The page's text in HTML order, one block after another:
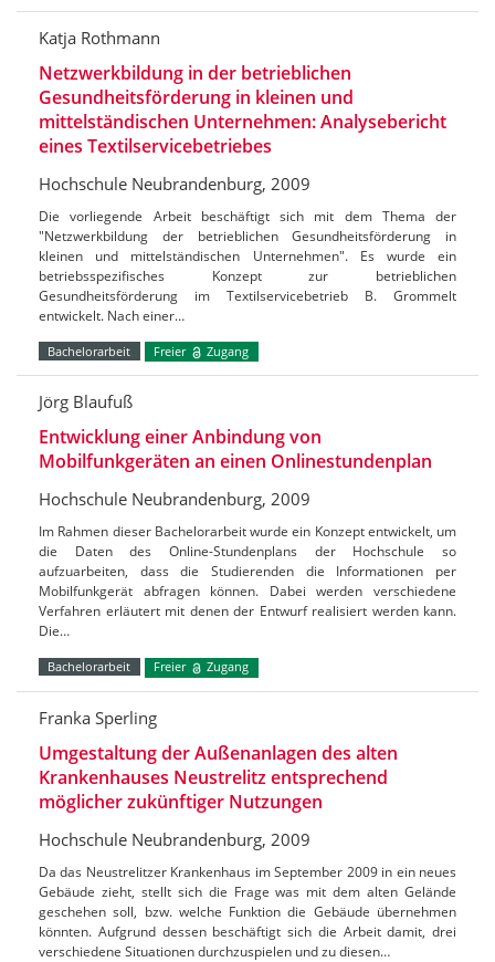
Katja Rothmann
Netzwerkbildung in der betrieblichen
Gesundheitsförderung in kleinen und
mittelständischen Unternehmen: Analysebericht
eines Textilservicebetriebes
Hochschule Neubrandenburg, 2009
Die vorliegende Arbeit beschäftigt sich mit dem Thema der
"Netzwerkbildung der betrieblichen Gesundheitsförderung in
kleinen und mittelständischen Unternehmen". Es wurde ein
betriebsspezifisches Konzept zur betrieblichen
Gesundheitsförderung im Textilservicebetrieb B. Grommelt
entwickelt. Nach einer…
Bachelorarbeit Freier Zugang
Jörg Blaufuß
Entwicklung einer Anbindung von
Mobilfunkgeräten an einen Onlinestundenplan
Hochschule Neubrandenburg, 2009
Im Rahmen dieser Bachelorarbeit wurde ein Konzept entwickelt, um
die Daten des Online-Stundenplans der Hochschule so
aufzuarbeiten, dass die Studierenden die Informationen per
Mobilfunkgerät abfragen können. Dabei werden verschiedene
Verfahren erläutert mit denen der Entwurf realisiert werden kann.
Die…
Bachelorarbeit Freier Zugang
Franka Sperling
Umgestaltung der Außenanlagen des alten
Krankenhauses Neustrelitz entsprechend
möglicher zukünftiger Nutzungen
Hochschule Neubrandenburg, 2009
Da das Neustrelitzer Krankenhaus im September 2009 in ein neues
Gebäude zieht, stellt sich die Frage was mit dem alten Gelände
geschehen soll, bzw. welche Funktion die Gebäude übernehmen
könnten. Aufgrund dessen beschäftigt sich die Arbeit damit, drei
verschiedene Situationen durchzuspielen und zu diesen…